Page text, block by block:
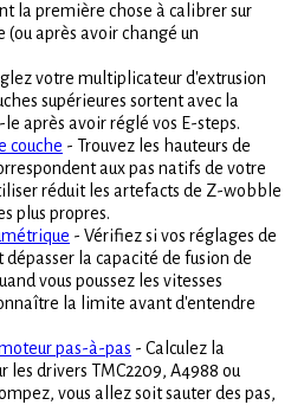
la première chose à calibrer sur
après avoir changé un
votre multiplicateur d'extrusion
supérieures sortent avec la
après avoir réglé vos E-steps.
couche - Trouvez les hauteurs de
aux pas natifs de votre
réduit les artefacts de Z-wobble
plus propres.
- Vérifiez si vos réglages de
la capacité de fusion de
vous poussez les vitesses
la limite avant d'entendre
pas-à-pas - Calculez la
les drivers TMC2209, A4988 ou
vous allez soit sauter des pas,